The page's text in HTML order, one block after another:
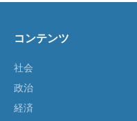
コンテンツ
社会
政治
経済